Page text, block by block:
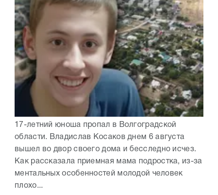
17-летний юноша пропал в Волгоградской
области. Владислав Косаков днем 6 августа
вышел во двор своего дома и бесследно исчез.
Как рассказала приемная мама подростка, из-за
ментальных особенностей молодой человек
плохо...